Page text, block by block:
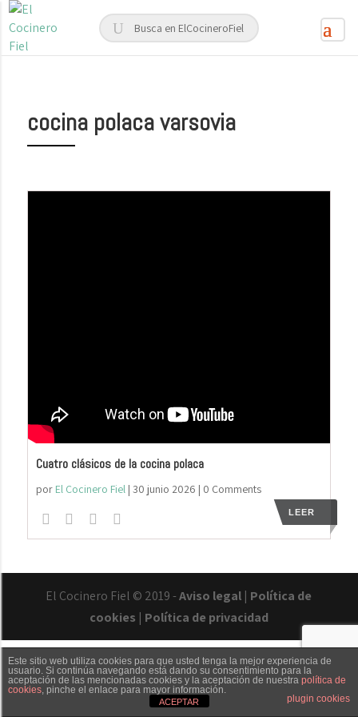
cocina polaca varsovia
Cuatro clásicos de la cocina polaca
por El Cocinero Fiel| 30 junio 2026 | 0 Comments
LEER
El Cocinero Fiel © 2019 -Aviso legal | Política de
cookies | Política de privacidad
Txaber Allué Redes sociales Contacto
Este sitio web utiliza cookies para que usted tenga la mejor experiencia de
usuario. Si continúa navegando está dando su consentimiento para la
aceptación de las mencionadas cookies y la aceptación de nuestra política de
cookies, pinche el enlace para mayor información.
plugin cookies
ACEPTAR